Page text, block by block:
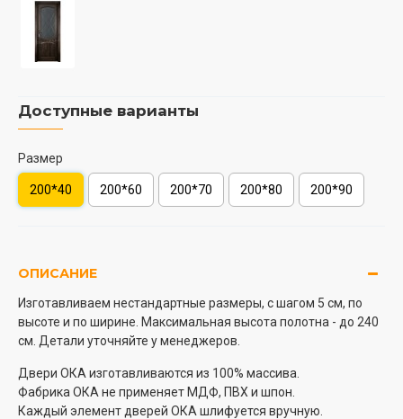
Доступные варианты
Размер
200*40 200*60 200*70 200*80 200*90
ОПИСАНИЕ
Изготавливаем нестандартные размеры, с шагом 5 см, по
высоте и по ширине. Максимальная высота полотна - до 240
см. Детали уточняйте у менеджеров.
Двери ОКА изготавливаются из 100% массива.
Фабрика ОКА не применяет МДФ, ПВХ и шпон.
Каждый элемент дверей ОКА шлифуется вручную.